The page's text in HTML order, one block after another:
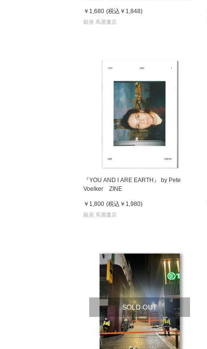
￥1,680 (税込 ￥1,848)
銀座 蔦屋書店
『YOU AND I ARE EARTH』 by Pete
Voelker ZINE
￥1,800 (税込 ￥1,980)
銀座 蔦屋書店
SOLD OUT